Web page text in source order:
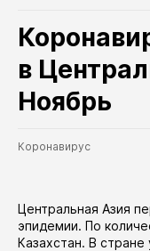
в
Ноябрь
Коронавирус
Центральная Азия
эпидемии. По
Казахстан. В стране